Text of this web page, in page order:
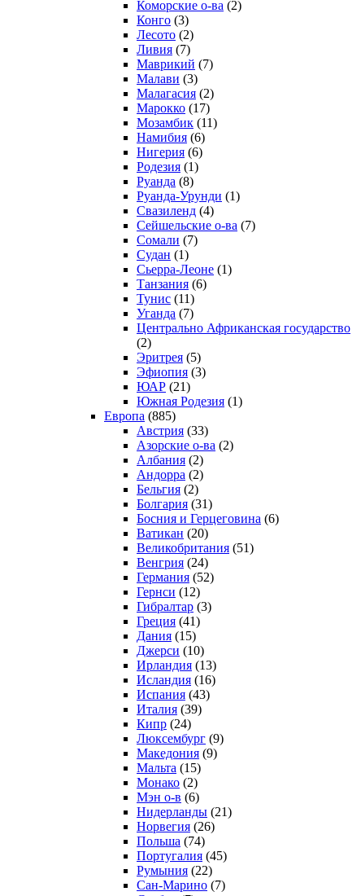
Коморские о-ва (2)
Конго (3)
Лесото (2)
Ливия (7)
Маврикий (7)
Малави (3)
Малагасия (2)
Марокко (17)
Мозамбик (11)
Намибия (6)
Нигерия (6)
Родезия (1)
Руанда (8)
Руанда-Урунди (1)
Свазиленд (4)
Сейшельские о-ва (7)
Сомали (7)
Судан (1)
Сьерра-Леоне (1)
Танзания (6)
Тунис (11)
Уганда (7)
Центрально Африканская государство
(2)
Эритрея (5)
Эфиопия (3)
ЮАР (21)
Южная Родезия (1)
Европа (885)
Австрия (33)
Азорские о-ва (2)
Албания (2)
Андорра (2)
Бельгия (2)
Болгария (31)
Босния и Герцеговина (6)
Ватикан (20)
Великобритания (51)
Венгрия (24)
Германия (52)
Гернси (12)
Гибралтар (3)
Греция (41)
Дания (15)
Джерси (10)
Ирландия (13)
Исландия (16)
Испания (43)
Италия (39)
Кипр (24)
Люксембург (9)
Македония (9)
Мальта (15)
Монако (2)
Мэн о-в (6)
Нидерланды (21)
Норвегия (26)
Польша (74)
Португалия (45)
Румыния (22)
Сан-Марино (7)